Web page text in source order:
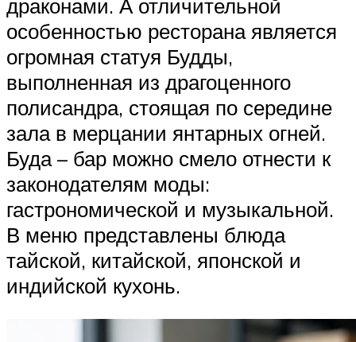
драконами. А отличительной
особенностью ресторана является
огромная статуя Будды,
выполненная из драгоценного
полисандра, стоящая по середине
зала в мерцании янтарных огней.
Буда – бар можно смело отнести к
законодателям моды:
гастрономической и музыкальной.
В меню представлены блюда
тайской, китайской, японской и
индийской кухонь.